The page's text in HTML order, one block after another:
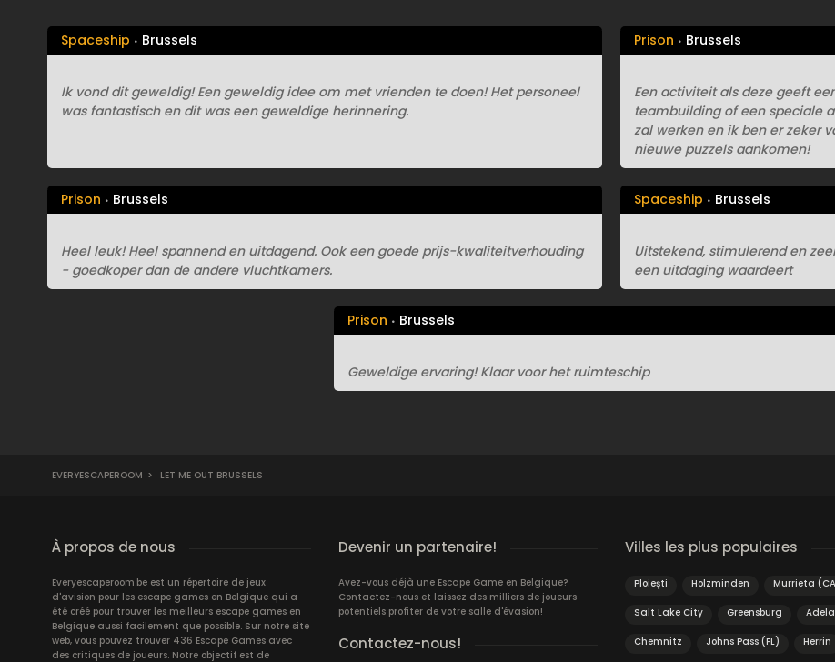
Spaceship Brussels
Ik vond dit geweldig! Een geweldig idee om met vrienden te doen! Het personeel
was fantastisch en dit was een geweldige herinnering.
Spaceship Brussels
Uitstekend, stimulerend en
een uitdaging waardeert
Prison Brussels
Een activiteit als deze geeft
teambuilding of een speciale
zal werken en ik ben er zeker
nieuwe puzzels aankomen!
Prison Brussels
Geweldige ervaring! Klaar voor het ruimteschip
Prison Brussels
Heel leuk! Heel spannend en uitdagend. Ook een goede prijs-kwaliteitverhouding
- goedkoper dan de andere vluchtkamers.
EVERYESCAPEROOM > LET ME OUT BRUSSELS
À propos de nous
Everyescaperoom.be est un répertoire de jeux
d'avision pour les escape games en Belgique qui a
été créé pour trouver les meilleurs escape games en
Belgique aussi facilement que possible. Sur notre site
web, vous pouvez trouver 436 Escape Games avec
des critiques de joueurs. Notre objectif est de
Devenir un partenaire!
Avez-vous déjà une Escape Game en Belgique?
Contactez-nous et laissez des milliers de joueurs
potentiels profiter de votre salle d'évasion!
Contactez-nous!
Villes les plus populaires
Ploiești Holzminden Murrieta
Salt Lake City Greensburg
Chemnitz Johns Pass (FL) Herrin